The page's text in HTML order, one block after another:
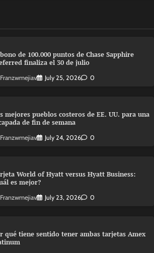
de 100.000 puntos de Chase Sapphire
finaliza el 30 de julio
Franzwmejiav July 25, 2026 0
mejores pueblos costeros de EE. UU. para una
de fin de semana
Franzwmejiav July 24, 2026 0
World of Hyatt versus Hyatt Business:
es mejor?
Franzwmejiav July 23, 2026 0
qué tiene sentido tener ambas tarjetas Amex